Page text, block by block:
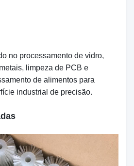
no processamento de vidro,
limpeza de PCB e
de alimentos para
industrial de precisão.